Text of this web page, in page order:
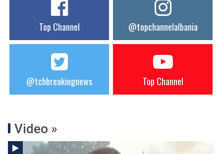
Top Channel @topchannelalbania
@tchbreakingnews Top Channel
Video »